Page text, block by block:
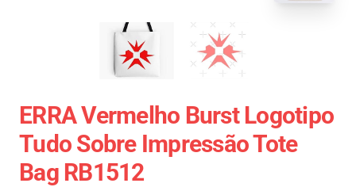
ERRA Vermelho Burst Logotipo
Tudo Sobre Impressão Tote
Bag RB1512